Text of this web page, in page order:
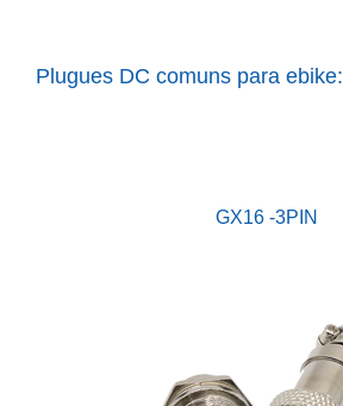
Plugues DC comuns para ebike:
GX16 -3PIN